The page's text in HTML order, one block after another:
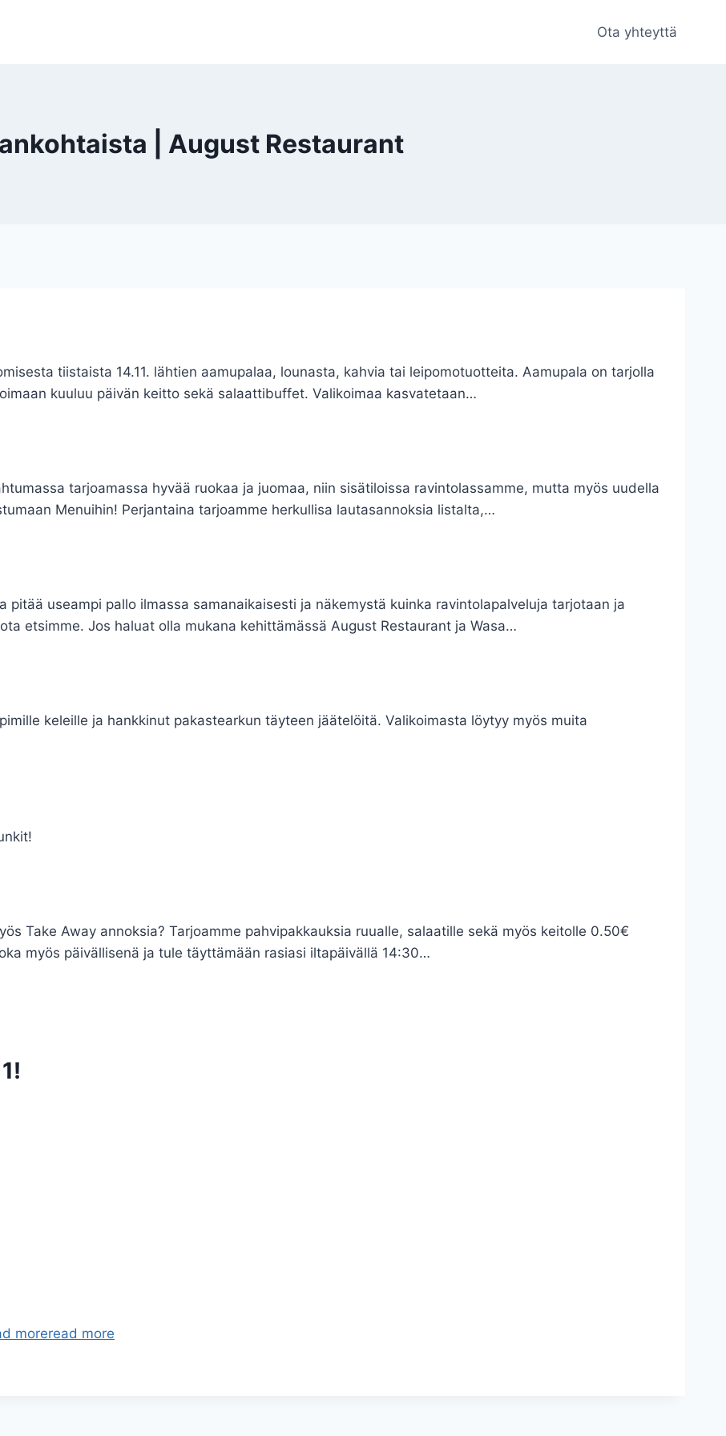
Ota yhteyttä
| August Restaurant
tiistaista 14.11. lähtien aamupalaa, lounasta, kahvia tai leipomotuotteita. Aamupala on tarjolla
kuuluu päivän keitto sekä salaattibuffet. Valikoimaa kasvatetaan…
tarjoamassa hyvää ruokaa ja juomaa, niin sisätiloissa ravintolassamme, mutta myös uudella
Menuihin! Perjantaina tarjoamme herkullisa lautasannoksia listalta,…
pitää useampi pallo ilmassa samanaikaisesti ja näkemystä kuinka ravintolapalveluja tarjotaan ja
etsimme. Jos haluat olla mukana kehittämässä August Restaurant ja Wasa…
keleille ja hankkinut pakastearkun täyteen jäätelöitä. Valikoimasta löytyy myös muita
Take Away annoksia? Tarjoamme pahvipakkauksia ruualle, salaatille sekä myös keitolle 0.50€
myös päivällisenä ja tule täyttämään rasiasi iltapäivällä 14:30…
moreread more